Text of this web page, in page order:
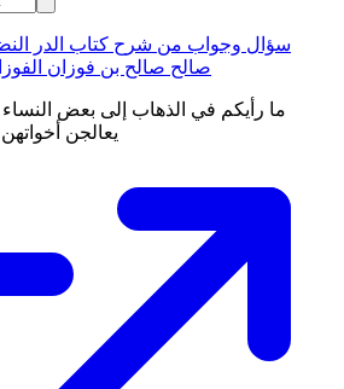
صالح صالح بن فوزان
يعالجن